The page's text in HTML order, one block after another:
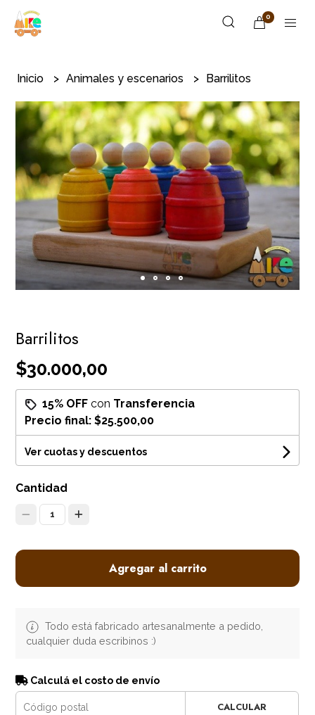
0
Inicio Animales y escenarios Barrilitos
Barrilitos
$30.000,00
15% OFF con Transferencia
Precio final:$25.500,00
Ver cuotas y descuentos
Cantidad
1
Agregar al carrito
Todo está fabricado artesanalmente a pedido,
cualquier duda escribinos :)
Calculá el costo de envío
CALCULAR